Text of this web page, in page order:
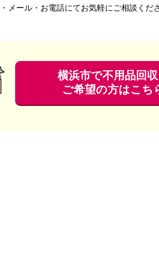
メール・お電話にてお気軽にご相談くだ
横浜市で不用品回
ご希望の方はこち